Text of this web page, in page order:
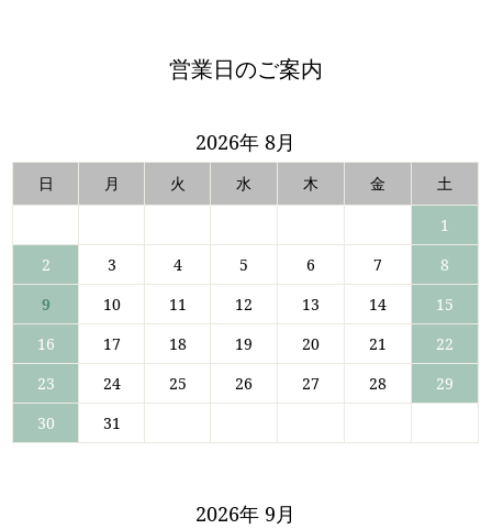
営業日のご案内
2026年 8月
日 月 火 水 木 金
土
1
2
3 4 5 6 7
8
9
10 11 12 13 14
15
16
17 18 19 20 21
22
23
24 25 26 27 28
29
30
31
2026年 9月